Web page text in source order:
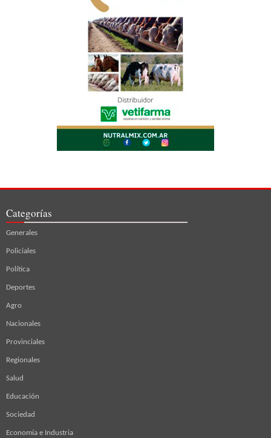
Categorías
Generales
Policiales
Política
Deportes
Agro
Nacionales
Provinciales
Regionales
Salud
Educación
Sociedad
Economía e Industria